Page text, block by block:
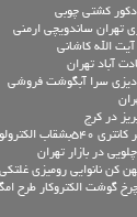
دکور کشتی چوبی
تهران ساندویچی ارمنی
الله کاشانی
آباد تهران
دیزی سرا آبگوشت فروشی
در کرج
در بازار تهران
کن نانوایی رومیزی غلتکی